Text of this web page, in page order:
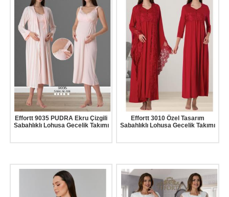
Effortt 9035 PUDRA Ekru Çizgili
Sabahlıklı Lohusa Gecelik Takımı
Effortt 3010 Özel Tasarım
Sabahlıklı Lohusa Gecelik Takımı